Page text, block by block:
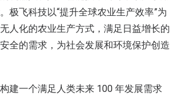
极飞科技以“提升全球农业生产效率”为
人化的农业生产方式，满足日益增长的
全的需求，为社会发展和环境保护创造
建一个满足人类未来 100 年发展需求